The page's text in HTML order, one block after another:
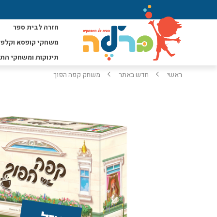
חזרה לבית ספר
משחקי קופסא
תינוקות ומשחקי
ראשי חדש באתר משחק קפה הפוך